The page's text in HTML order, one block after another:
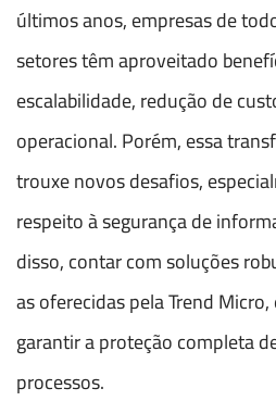
últimos anos, empresas de
setores têm aproveitado
escalabilidade, redução de
operacional. Porém, essa
trouxe novos desafios,
respeito à segurança de
disso, contar com soluções
as oferecidas pela Trend
garantir a proteção completa
processos.